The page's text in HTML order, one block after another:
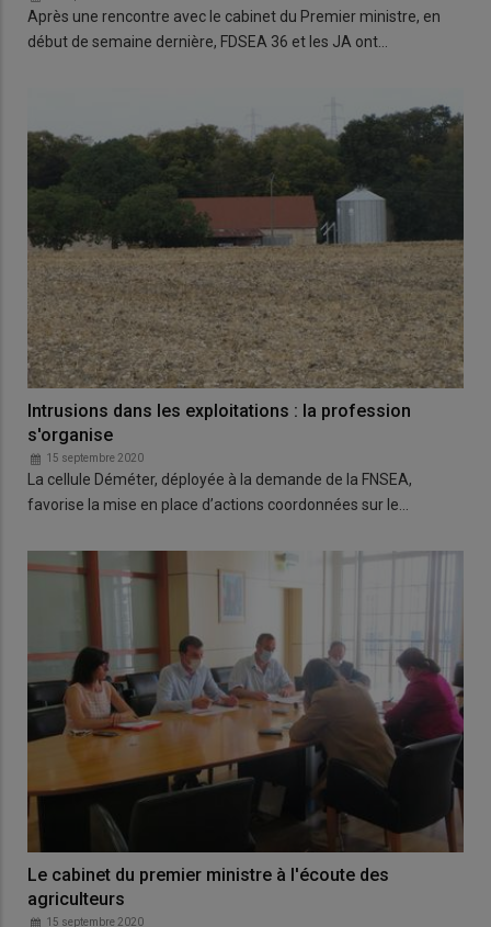
Après une rencontre avec le cabinet du Premier ministre, en
début de semaine dernière, FDSEA 36 et les JA ont…
Intrusions dans les exploitations : la profession
s'organise
15 septembre 2020
La cellule Déméter, déployée à la demande de la FNSEA,
favorise la mise en place d’actions coordonnées sur le…
Le cabinet du premier ministre à l'écoute des
agriculteurs
15 septembre 2020